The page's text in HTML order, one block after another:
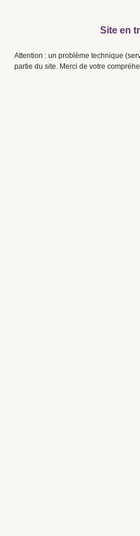
Site en
Attention : un problème technique
partie du site. Merci de votre